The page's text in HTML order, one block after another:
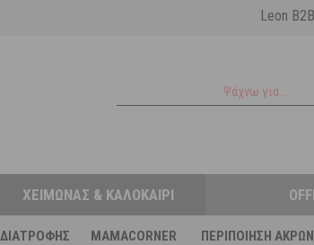
Leon B2B
MAMACORNER ΠΕΡΙΠΟΊΗΣΗ ΆΚΡΩΝ
ΧΕΙΜΏΝΑΣ & ΚΑΛΟΚΑΊΡΙ